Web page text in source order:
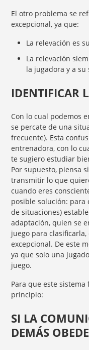
El otro problema se
excepcional, ya que:
La relevación es
La relevación
la jugadora y a
IDENTIFICAR
Con lo cual podemos
se percate de una
frecuente). Esta
entrenadora, con lo
te sugiero estudiar
Por supuesto, piensa
transmitir lo que
cuando eres
posible solución: para
de situaciones)
adaptación, quien se
juego para
excepcional. De este
ya que solo una
juego.
Para que este
principio:
SI LA
DEMÁS